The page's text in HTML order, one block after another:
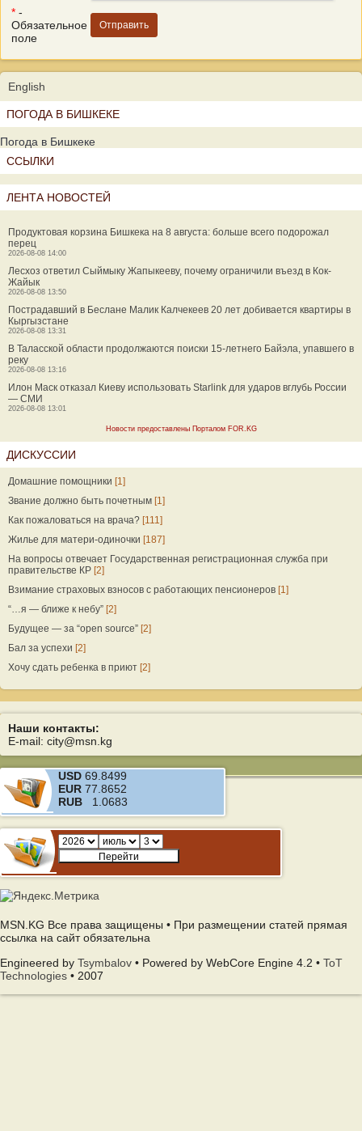
* -
Обязательное
поле
English
ПОГОДА В БИШКЕКЕ
Погода в Бишкеке
ССЫЛКИ
ЛЕНТА НОВОСТЕЙ
Продуктовая корзина Бишкека на 8 августа: больше всего подорожал
перец
2026-08-08 14:00
Лесхоз ответил Сыймыку Жапыкееву, почему ограничили въезд в Кок-
Жайык
2026-08-08 13:50
Пострадавший в Беслане Малик Калчекеев 20 лет добивается квартиры в
Кыргызстане
2026-08-08 13:31
В Таласской области продолжаются поиски 15-летнего Байэла, упавшего в
реку
2026-08-08 13:16
Илон Маск отказал Киеву использовать Starlink для ударов вглубь России
— СМИ
2026-08-08 13:01
Новости предоставлены Порталом FOR.KG
ДИСКУССИИ
Домашние помощники [1]
Звание должно быть почетным [1]
Как пожаловаться на врача? [111]
Жилье для матери-одиночки [187]
На вопросы отвечает Государственная регистрационная служба при
правительстве КР [2]
Взимание страховых взносов с работающих пенсионеров [1]
“…я — ближе к небу” [2]
Будущее — за “open source” [2]
Бал за успехи [2]
Хочу сдать ребенка в приют [2]
Наши контакты:
E-mail: city@msn.kg
USD 69.8499
EUR 77.8652
RUB 1.0683
MSN.KG Все права защищены • При размещении статей прямая
ссылка на сайт обязательна
Engineered by Tsymbalov • Powered by WebCore Engine 4.2 • ToT
Technologies • 2007